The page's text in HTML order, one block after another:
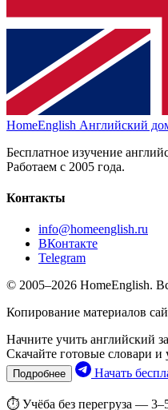
HomeEnglish Английский
Бесплатное изучение
Работаем с 2005 года.
Контакты
info@homeenglish.ru
ВКонтакте
Telegram
© 2005–2026 HomeEnglish.
Копирование материалов
Начните учить английский
Скачайте готовые словари и
Подробнее Начать
⏱ Учёба без перегруза —